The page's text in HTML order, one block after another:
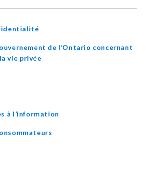
NEW
de l’Ontario concernant
vie privéeopens
à l’information